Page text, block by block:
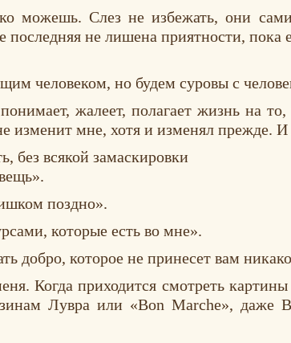
можешь. Слез не избежать, они
последняя не лишена приятности,
человеком, но будем суровы с
жалеет, полагает жизнь на
изменит мне, хотя и изменял прежде.
без всякой замаскировки
поздно».
которые есть во мне».
добро, которое не принесет вам
Когда приходится смотреть
Лувра или «Bon Marche», даже